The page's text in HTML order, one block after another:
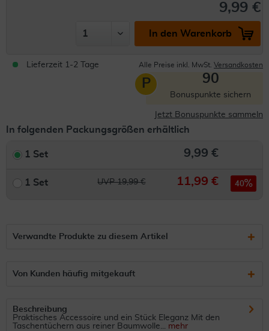
9,99 €
In den Warenkorb
Lieferzeit 1-2 Tage Alle Preise inkl. MwSt. Versandkosten
P 90
Bonuspunkte sichern
Jetzt Bonuspunkte sammeln
In folgenden Packungsgrößen erhältlich
1 Set 9,99 €
1 Set UVP 19,99 € 11,99 € 40
Verwandte Produkte zu diesem Artikel
Von Kunden häufig mitgekauft
Beschreibung
Praktisches Accessoire und ein Stück Eleganz Mit den
Taschentüchern aus reiner Baumwolle... mehr